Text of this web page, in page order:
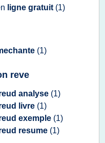
ligne gratuit (1)
(1)
reve
analyse (1)
livre (1)
exemple (1)
resume (1)